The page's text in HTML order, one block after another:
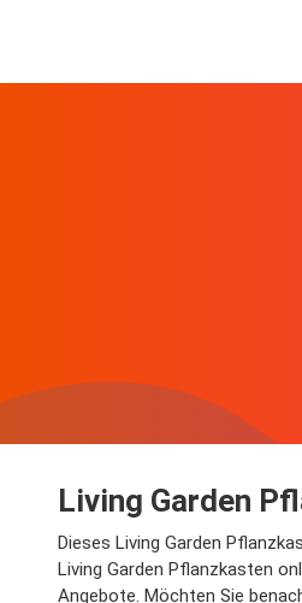
Living Garden
Dieses Living Garden
Living Garden Pflanzkasten
Angebote. Möchten Sie